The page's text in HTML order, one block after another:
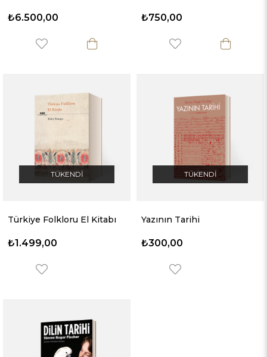
₺6.500,00 ₺750,00
TÜKENDI
Türkiye Folkloru El Kitabı
₺1.499,00
TÜKENDI
Yazının Tarihi
₺300,00